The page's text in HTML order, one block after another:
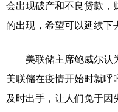
会出现破产和不良贷款，
的出现，希望可以延续下
美联储主席鲍威尔认为
美联储在疫情开始时就呼
及时出手，让人们免于因